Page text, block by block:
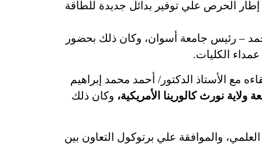
الحرص علي توفير بدائل جديدة للطاقة
أحمد غلاب محمد – رئيس جامعة أسوان، وكان ذلك بحضور
الكليات.
مع الأستاذ الدكتور/ أحمد محمد إبراهيم
نورث كالورينا الأمريكية، وكان ذلك
والموافقة علي برتوكول التعاون بين